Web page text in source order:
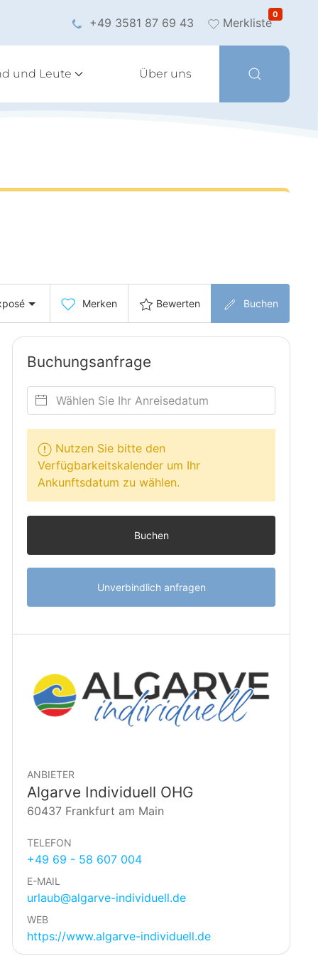
+49 3581 87 69 43 Merkliste
0
und Leute Über uns
Merken Bewerten Buchen
Buchungsanfrage
Nutzen Sie bitte den
Verfügbarkeitskalender um Ihr
Ankunftsdatum zu wählen.
Buchen
Unverbindlich anfragen
ANBIETER
Algarve Individuell OHG
60437 Frankfurt am Main
TELEFON
+49 69 - 58 607 004
E-MAIL
urlaub@algarve-individuell.de
WEB
https://www.algarve-individuell.de